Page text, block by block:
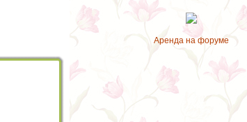
Аренда на форуме